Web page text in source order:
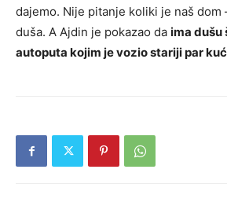
dajemo. Nije pitanje koliki je naš dom
duša. A Ajdin je pokazao da ima dušu
autoputa kojim je vozio stariji par